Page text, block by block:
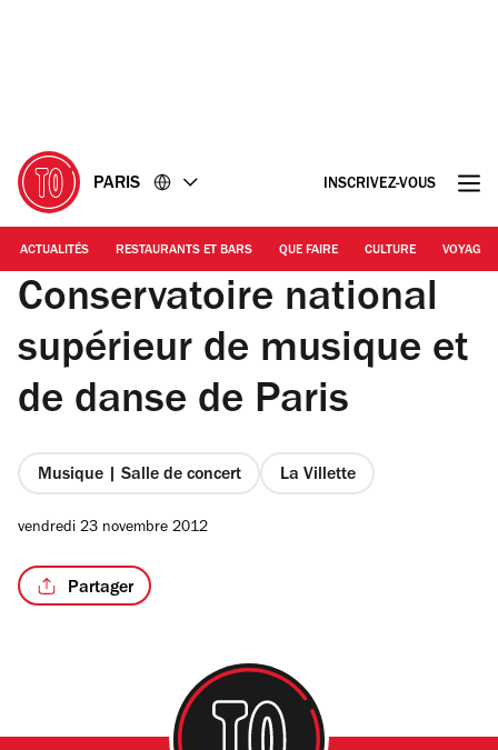
PARIS INSCRIVEZ-VOUS
ACTUALITÉS RESTAURANTS ET BARS QUE FAIRE CULTURE VOYAGE
Conservatoire national
supérieur de musique et
de danse de Paris
Musique | Salle de concert La Villette
vendredi 23 novembre 2012
Partager